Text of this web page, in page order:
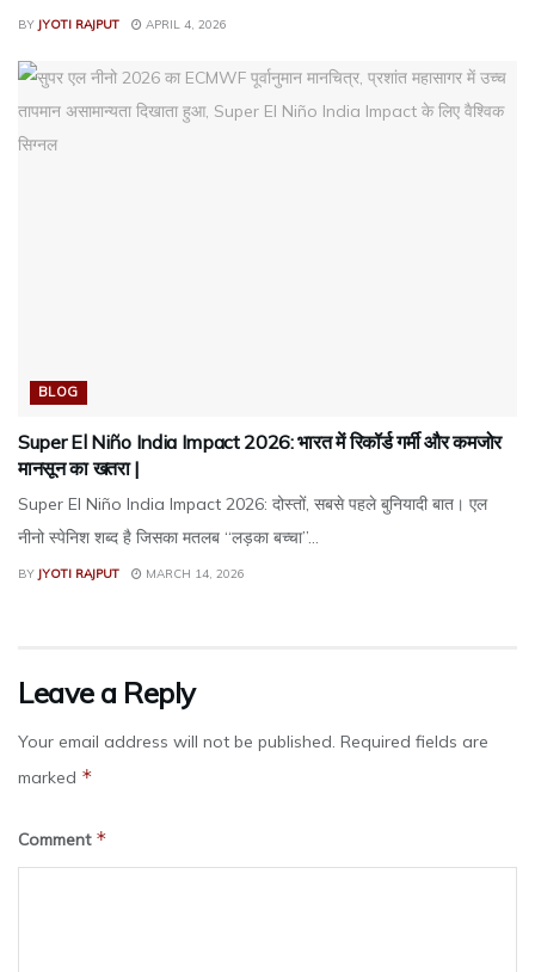
BY JYOTI RAJPUT APRIL 4, 2026
BLOG
Super El Niño India Impact 2026: भारत में रिकॉर्ड गर्मी और कमजोर
मानसून का खतरा |
Super El Niño India Impact 2026: दोस्तों, सबसे पहले बुनियादी बात। एल
नीनो स्पेनिश शब्द है जिसका मतलब “लड़का बच्चा”...
BY JYOTI RAJPUT MARCH 14, 2026
Leave a Reply
Your email address will not be published. Required fields are
marked *
Comment *